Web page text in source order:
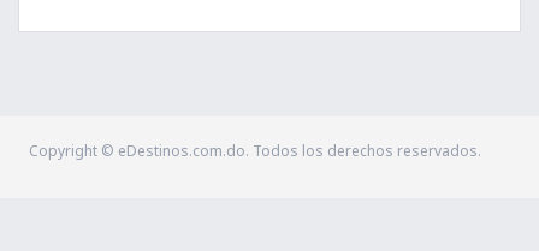
Copyright © eDestinos.com.do. Todos los derechos reservados.